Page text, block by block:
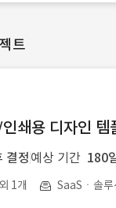
트
쇄용 디자인
결정 예상 기간 180
1개 SaaSㆍ솔루